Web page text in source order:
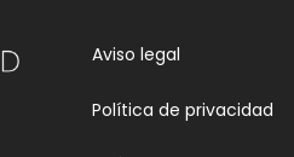
Aviso legal
Política de privacidad